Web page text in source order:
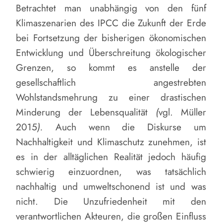
Betrachtet man unabhängig von den fünf
Klimaszenarien des IPCC die Zukunft der Erde
bei Fortsetzung der bisherigen ökonomischen
Entwicklung und Überschreitung ökologischer
Grenzen, so kommt es anstelle der
gesellschaftlich angestrebten
Wohlstandsmehrung zu einer drastischen
Minderung der Lebensqualität
(vgl. Müller
2015).Auch wenn die Diskurse um
Nachhaltigkeit und Klimaschutz zunehmen, ist
es in der alltäglichen Realität jedoch häufig
schwierig einzuordnen, was tatsächlich
nachhaltig und umweltschonend ist und was
nicht. Die Unzufriedenheit mit den
verantwortlichen Akteuren, die großen Einfluss